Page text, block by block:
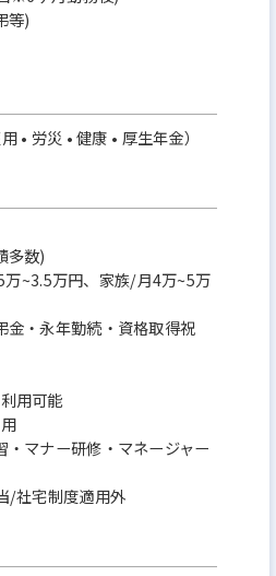
等)
• 労災 • 健康 • 厚生年金）
多数)
~3.5万円、家族/月4万~5万
・永年勤続・資格取得祝
用可能
マナー研修・マネージャー
/社宅制度適用外